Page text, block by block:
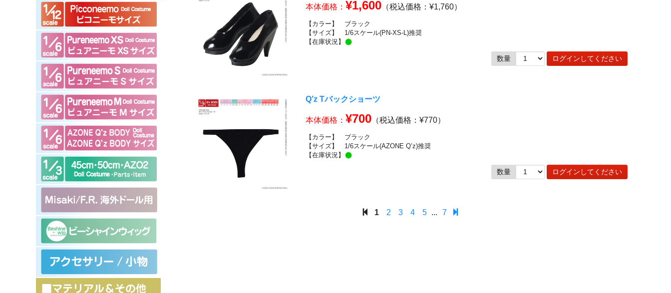
本体価格： ¥1,600 （税込価格：¥1,760）
【カラー】
ブラック
【サイズ】
1/6スケール(PN-XS-L)推奨
【在庫状況】
数量 ログインしてください
Q’z Tバックショーツ
本体価格： ¥700 （税込価格：¥770）
【カラー】
ブラック
【サイズ】
1/6スケール(AZONE Q’z)推奨
【在庫状況】
数量 ログインしてください
1 2 3 4 5 ... 7